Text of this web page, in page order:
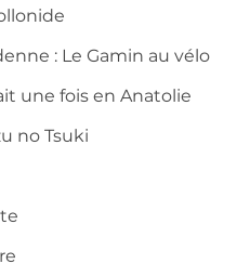
: Le Gamin au vélo
une fois en Anatolie
no Tsuki